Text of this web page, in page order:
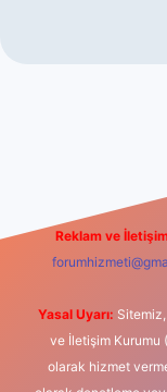
Reklam ve
Yasal Uyarı:
ve İletişim Kurumu
olarak hizmet